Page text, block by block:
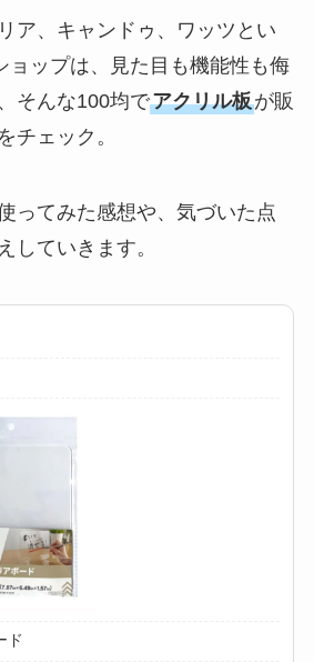
ドの違いもわかりや
【100均】ダイソー/
セリア等でチャイル
すめ通販も紹介！
セリア等でテントロ
ア、キャンドゥ、ワッツとい
ョップは、見た目も機能性も侮
そんな100均でアクリル板が販
チェック。
ってみた感想や、気づいた点
していきます。
ド